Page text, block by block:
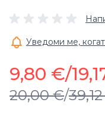
Уведоми ме,
20,00 €/
9,80 €/